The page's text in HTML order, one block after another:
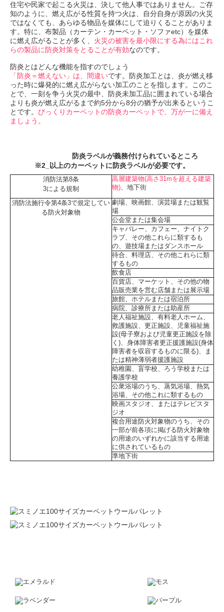
住宅や民家で起こる火災は、決して他人事ではありません。ご存
知のように、燃え広がる性質を持つ火は、自分自身が原因の火災
ではなくても、あらゆる物品を媒体にして迫りくることがありま
す。特に、布製品（カーテン・カーペット・ソファetc）を媒体
に燃え広がることが多く、 火災の被害を最小限にする為にはこれ
らの製品に防炎対策をとることが有効なのです。
防炎とはどんな機能を指すのでしょう
「防炎＝燃えない」は、間違いです。防炎加工とは、炎が燃え移
った時に爆発的に燃え広がらない加工のことを指します。このこ
とで、一刻を争う火災の最中、防炎未加工品に囲まれている場合
よりも炎が燃え広がるまで約5分から8分の猶予が出来るというこ
とです。 びっくりカーペットの防炎カーペットで、万が一に備え
ましょう。
防炎ラベルが義務付けられているところ
※2_以上のカーペットに防炎ラベルが必要です。
消防法第8条
3による規制
高層建築物(高さ31mを超える建築
物)、地下街
消防法施行令第4条3で規定してい
る防火対象物
劇場、映画館、演芸場または観覧
場
公会堂または集会場
キャバレー、カフェー、ナイトク
ラブ、その他これらに類するも
の、遊技場またはダンスホール
待合、料理店、その他これらに類
するもの
飲食店
百貨店、マーケット、その他の物
品販売業を営む店舗または展示場
旅館、ホテルまたは宿泊所
病院、診療所または助産所
老人福祉施設、有料老人ホーム、
救護施設、更正施設、児童福祉施
設(母子寮および児童更正施設を除
く)、身体障害者更正援護施設(身体
障害者を収容するものに限る)、ま
たは精神薄弱者援護施設
幼稚園、盲学校、ろう学校または
養護学校
公衆浴場のうち、蒸気浴場、熱気
浴場、その他これに類するもの
映画スタジオ、またはテレビスタ
ジオ
複合用途防火対象物のうち、その
一部が前各項に掲げる防火対象物
の用途のいずれかに該当する用途
に供されているもの
準地下街